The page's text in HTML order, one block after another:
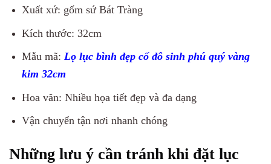
Xuất xứ: gốm sứ Bát Tràng
Kích thước: 32cm
Mẫu mã: Lọ lục bình đẹp cố đô sinh phú quý vàng
kim 32cm
Hoa văn: Nhiều họa tiết đẹp và đa dạng
Vận chuyển tận nơi nhanh chóng
Những lưu ý cần tránh khi đặt lục